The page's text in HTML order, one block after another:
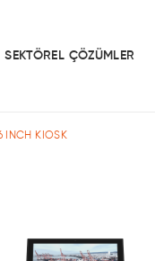
SEKTÖREL ÇÖZÜMLER
INCH KIOSK